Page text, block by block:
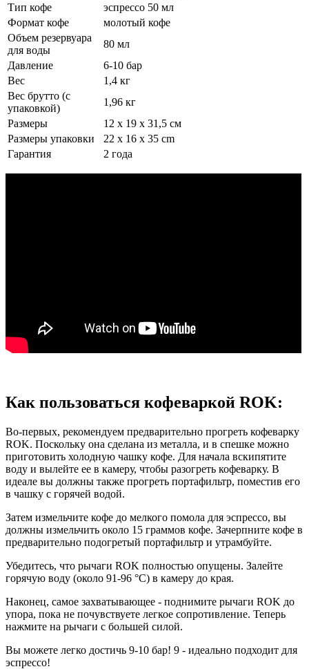
Тип кофе
эспрессо 50 мл
Формат кофе
молотый кофе
Объем резервуара
для воды
80 мл
Давление
6-10 бар
Вес
1,4 кг
Вес брутто (с
упаковкой)
1,96 кг
Размеры
12 x 19 x 31,5 см
Размеры упаковки
22 x 16 x 35 cm
Гарантия
2 года
Как пользоваться кофеваркой ROK:
Во-первых, рекомендуем предварительно прогреть кофеварку
ROK. Поскольку она сделана из металла, и в спешке можно
приготовить холодную чашку кофе. Для начала вскипятите
воду и вылейте ее в камеру, чтобы разогреть кофеварку. В
идеале вы должны также прогреть портафильтр, поместив его
в чашку с горячей водой.
Затем измельчите кофе до мелкого помола для эспрессо, вы
должны измельчить около 15 граммов кофе. Зачерпните кофе в
предварительно подогретый портафильтр и утрамбуйте.
Убедитесь, что рычаги ROK полностью опущены. Залейте
горячую воду (около 91-96 °C) в камеру до края.
Наконец, самое захватывающее - поднимите рычаги ROK до
упора, пока не почувствуете легкое сопротивление. Теперь
нажмите на рычаги с большей силой.
Вы можете легко достичь 9-10 бар! 9 - идеально подходит для
эспрессо!